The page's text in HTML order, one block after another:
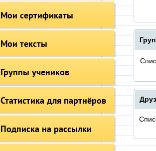
Мои сертификаты
Мои тексты
Группы учеников
Статистика для партнёров
Подписка на рассылки